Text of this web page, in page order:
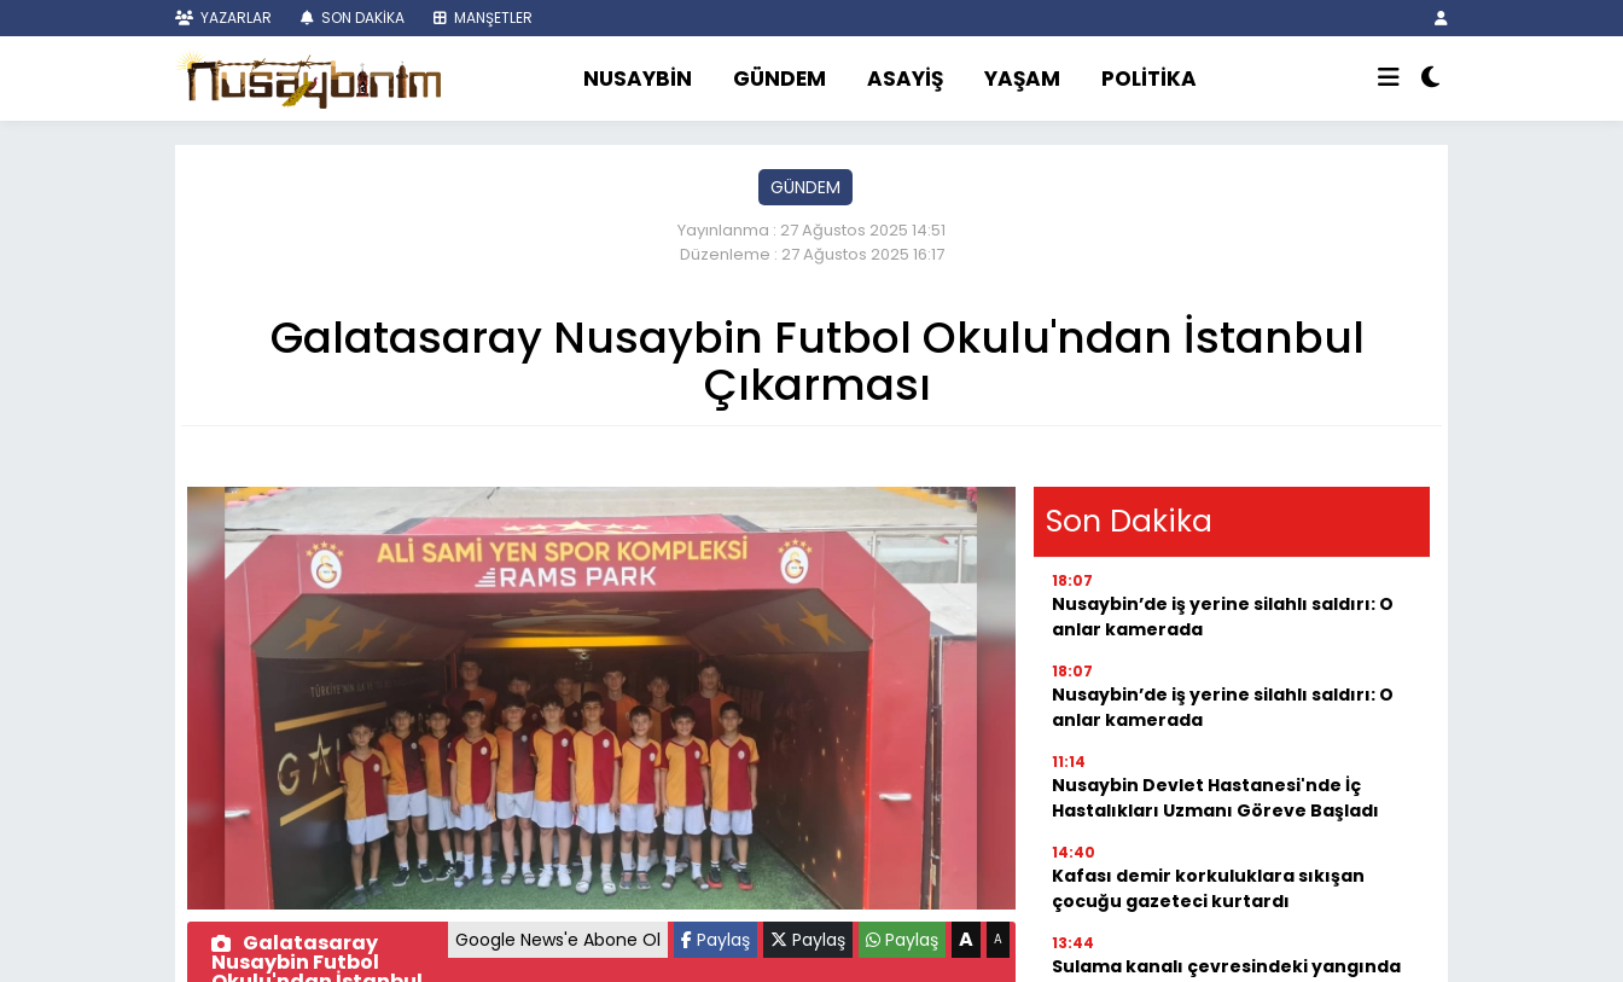
YAZARLAR SON DAKİKA MANŞETLER
NUSAYBİN GÜNDEM ASAYİŞ YAŞAM POLİTİKA
GÜNDEM
Yayınlanma : 27 Ağustos 2025 14:51
Düzenleme : 27 Ağustos 2025 16:17
Galatasaray Nusaybin Futbol Okulu'ndan İstanbul
Çıkarması
Google News'e Abone Ol Paylaş Paylaş Paylaş A A
Galatasaray
Nusaybin Futbol
Son Dakika
18:07
Nusaybin’de iş yerine silahlı saldırı: O
anlar kamerada
18:07
Nusaybin’de iş yerine silahlı saldırı: O
anlar kamerada
11:14
Nusaybin Devlet Hastanesi'nde İç
Hastalıkları Uzmanı Göreve Başladı
14:40
Kafası demir korkuluklara sıkışan
çocuğu gazeteci kurtardı
13:44
Sulama kanalı çevresindeki yangında